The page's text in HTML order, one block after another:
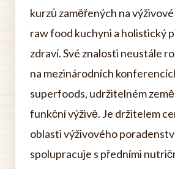
kurzů zaměřených na
raw food kuchyni a holistický
zdraví. Své znalosti neustále
na mezinárodních
superfoods, udržitelném
funkční výživě. Je držitelem
oblasti výživového
spolupracuje s předními